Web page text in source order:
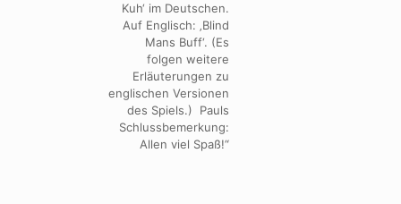
Kuh‘ im Deutschen.
Auf Englisch: ‚Blind
Mans Buff‘. (Es
folgen weitere
Erläuterungen zu
englischen Versionen
des Spiels.) Pauls
Schlussbemerkung:
Allen viel Spaß!“